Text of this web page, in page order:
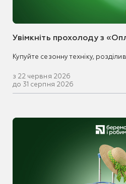
Увімкніть прохолоду з
Купуйте сезонну техніку,
з 22 червня 2026
до 31 серпня 2026